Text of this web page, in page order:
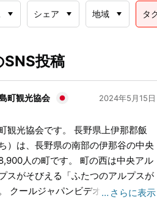
シェア 地域 タ
投稿
町観光協会 2024年5月15日
す。 長野県上伊那郡飯
）は、長野県の南部の伊那谷の中央
人の町です。 町の西は中央アル
スがそびえる「ふたつのアルプスが
クールジャパンビデオでは長野県
… さらに表示